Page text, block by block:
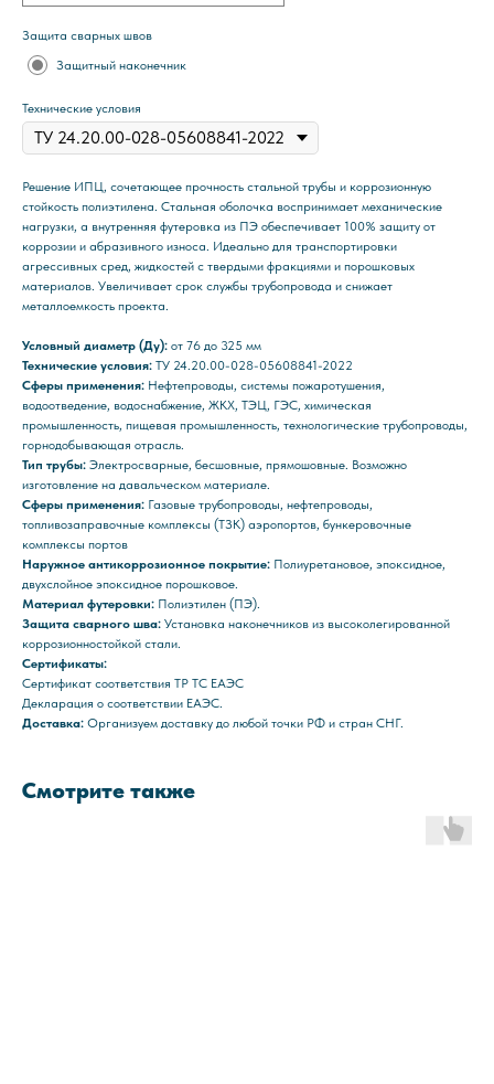
Защита сварных швов
Защитный наконечник
Технические условия
Решение ИПЦ, сочетающее прочность стальной трубы и коррозионную
стойкость полиэтилена. Стальная оболочка воспринимает механические
нагрузки, а внутренняя футеровка из ПЭ обеспечивает 100% защиту от
коррозии и абразивного износа. Идеально для транспортировки
агрессивных сред, жидкостей с твердыми фракциями и порошковых
материалов. Увеличивает срок службы трубопровода и снижает
металлоемкость проекта.
Условный диаметр (Ду): от 76 до 325 мм
Технические условия: ТУ 24.20.00-028-05608841-2022
Сферы применения: Нефтепроводы, системы пожаротушения,
водоотведение, водоснабжение, ЖКХ, ТЭЦ, ГЭС, химическая
промышленность, пищевая промышленность, технологические трубопроводы,
горнодобывающая отрасль.
Тип трубы: Электросварные, бесшовные, прямошовные. Возможно
изготовление на давальческом материале.
Сферы применения: Газовые трубопроводы, нефтепроводы,
топливозаправочные комплексы (ТЗК) аэропортов, бункеровочные
комплексы портов
Наружное антикоррозионное покрытие: Полиуретановое, эпоксидное,
двухслойное эпоксидное порошковое.
Материал футеровки: Полиэтилен (ПЭ).
Защита сварного шва: Установка наконечников из высоколегированной
коррозионностойкой стали.
Сертификаты:
Сертификат соответствия ТР ТС ЕАЭС
Декларация о соответствии ЕАЭС.
Доставка: Организуем доставку до любой точки РФ и стран СНГ.
Смотрите также